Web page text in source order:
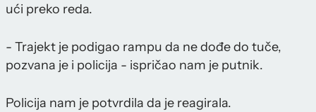
ući preko reda.
- Trajekt je podigao rampu da ne dođe do tuče,
pozvana je i policija - ispričao nam je putnik.
Policija nam je potvrdila da je reagirala.